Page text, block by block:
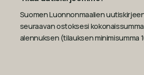
Suomen Luonnonmaalien
seuraavan ostoksesi
alennuksen (tilauksen minimisumma